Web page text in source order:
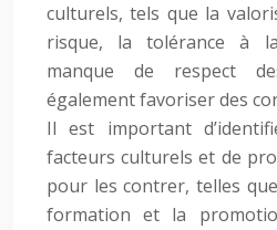
culturels, tels que la
risque, la tolérance à
manque de respect
également favoriser des
Il est important
facteurs culturels et de
pour les contrer, telles
formation et la